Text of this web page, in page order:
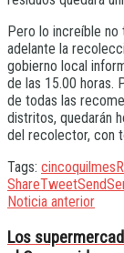
Pero lo increíble
adelante la
gobierno local
de las 15.00 horas.
de todas las
distritos, quedarán
del recolector, con
Tags: cincoquilmes
ShareTweetSend
Noticia anterior
Los